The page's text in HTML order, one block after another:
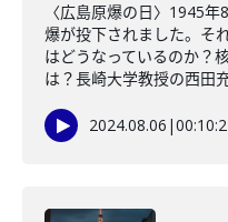
〈広島原爆の日〉1945
爆が投下されました。そ
はどうなっているのか？
は？長崎大学教授の西田
2024.08.06 |